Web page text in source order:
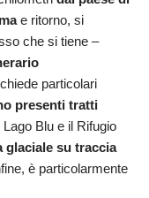
e ritorno, si
che si tiene –
particolari
presenti tratti
Blu e il Rifugio
glaciale su traccia
è particolarmente